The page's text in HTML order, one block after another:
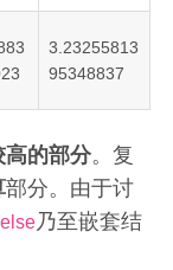
3.23255813
95348837
高的部分。复
部分。由于讨
乃至嵌套结